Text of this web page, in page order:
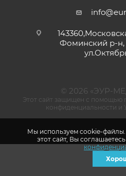
Фоминский р-н,
© 2026 «ЭУР-
Этот сайт защищен с помощью
конфиденциальности и
Мы используем cookie-
этот сайт, Вы